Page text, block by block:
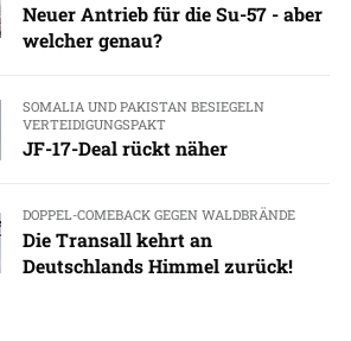
Neuer Antrieb für die Su-57 - aber
welcher genau?
SOMALIA UND PAKISTAN BESIEGELN
VERTEIDIGUNGSPAKT
JF-17-Deal rückt näher
DOPPEL-COMEBACK GEGEN WALDBRÄNDE
Die Transall kehrt an
Deutschlands Himmel zurück!